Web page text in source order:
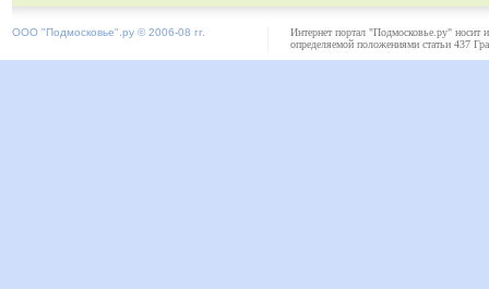
ООО "Подмосковье" .ру © 2006-08 гг.
Интернет портал "Подмосковье.ру" носит
определяемой положениями статьи 437